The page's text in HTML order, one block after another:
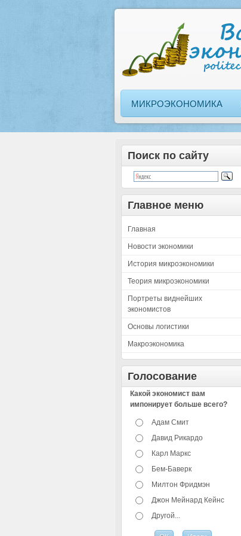
МИКРОЭКОНОМИКА
Поиск по сайту
Главное меню
Главная
Новости экономики
История микроэкономики
Теория микроэкономики
Портреты виднейших
экономистов
Основы логистики
Макроэкономика
Голосование
Какой экономист вам
импонирует больше всего?
Адам Смит
Давид Рикардо
Карл Маркс
Бем-Баверк
Милтон Фридмэн
Джон Мейнард Кейнс
Другой...